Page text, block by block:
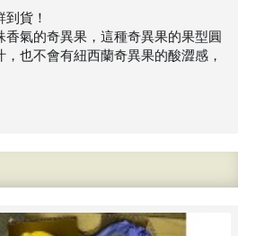
貨！
香氣的奇異果，這種奇異果的果型圓
，也不會有紐西蘭奇異果的酸澀感，